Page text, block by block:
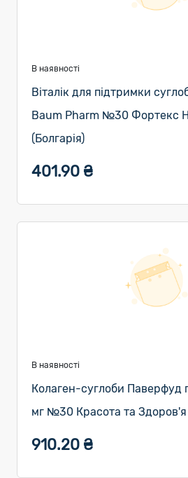
В наявності
Віталік для підтримки
Baum Pharm №30 Фортекс
(Болгарія)
401.90 ₴
В наявності
Колаген-суглоби Паверфуд
мг №30 Красота та Здоров'я
910.20 ₴